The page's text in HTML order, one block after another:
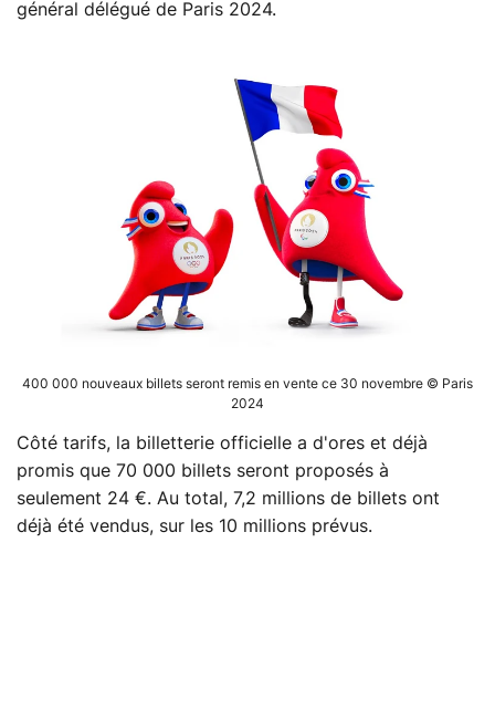
général délégué de Paris 2024.
400 000 nouveaux billets seront remis en vente ce 30 novembre © Paris
2024
Côté tarifs, la billetterie officielle a d'ores et déjà
promis que 70 000 billets seront proposés à
seulement 24 €. Au total, 7,2 millions de billets ont
déjà été vendus, sur les 10 millions prévus.